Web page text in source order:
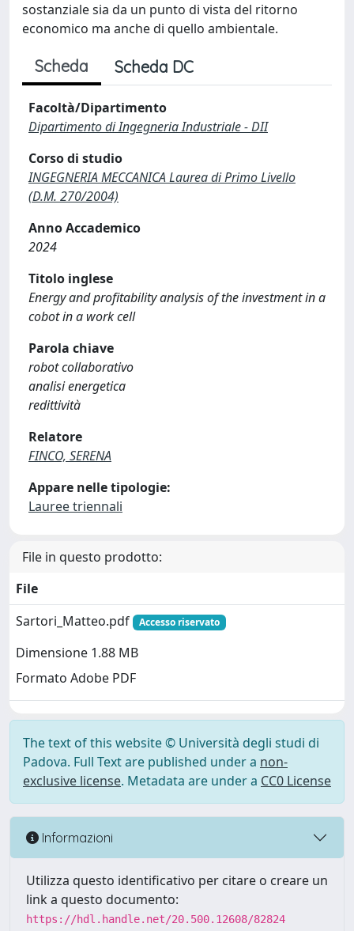
sostanziale sia da un punto di vista del ritorno
economico ma anche di quello ambientale.
Scheda Scheda DC
Facoltà/Dipartimento
Dipartimento di Ingegneria Industriale - DII
Corso di studio
INGEGNERIA MECCANICA Laurea di Primo Livello
(D.M. 270/2004)
Anno Accademico
2024
Titolo inglese
Energy and profitability analysis of the investment in a
cobot in a work cell
Parola chiave
robot collaborativo
analisi energetica
redittività
Relatore
FINCO, SERENA
Appare nelle tipologie:
Lauree triennali
File in questo prodotto:
File
Sartori_Matteo.pdf
Accesso riservato
Dimensione 1.88 MB
Formato Adobe PDF
The text of this website © Università degli studi di
Padova. Full Text are published under a non-
exclusive license. Metadata are under a CC0 License
Informazioni
Utilizza questo identificativo per citare o creare un
link a questo documento:
https://hdl.handle.net/20.500.12608/82824